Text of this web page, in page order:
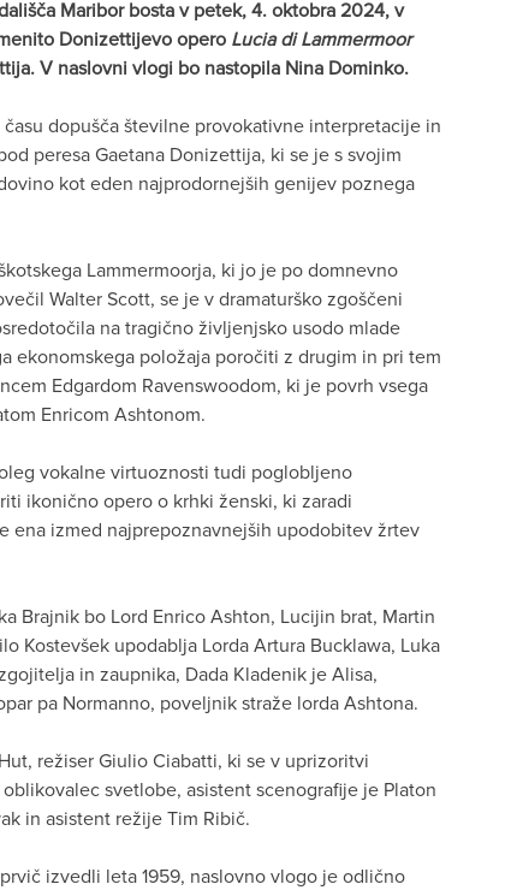
Maribor bosta v petek, 4. oktobra 2024, v
Donizettijevo opero Lucia di Lammermoor
V naslovni vlogi bo nastopila Nina Dominko.
dopušča številne provokativne interpretacije in
peresa Gaetana Donizettija, ki se je s svojim
kot eden najprodornejših genijev poznega
Lammermoorja, ki jo je po domnevno
Walter Scott, se je v dramaturško zgoščeni
na tragično življenjsko usodo mlade
ekonomskega položaja poročiti z drugim in pri tem
Edgardom Ravenswoodom, ki je povrh vsega
Enricom Ashtonom.
vokalne virtuoznosti tudi poglobljeno
ikonično opero o krhki ženski, ki zaradi
ena izmed najprepoznavnejših upodobitev žrtev
Brajnik bo Lord Enrico Ashton, Lucijin brat, Martin
Kostevšek upodablja Lorda Artura Bucklawa, Luka
in zaupnika, Dada Kladenik je Alisa,
pa Normanno, poveljnik straže lorda Ashtona.
režiser Giulio Ciabatti, ki se v uprizoritvi
svetlobe, asistent scenografije je Platon
in asistent režije Tim Ribič.
izvedli leta 1959, naslovno vlogo je odlično